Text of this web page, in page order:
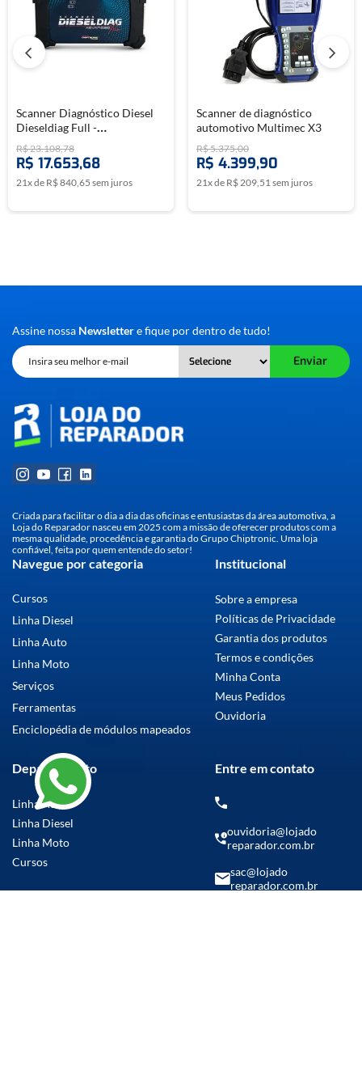
Scanner Diagnóstico Diesel
Dieseldiag Full -
CHIPTRONIC
R$23.108,78
R$ 17.653,68
21x de R$840,65 sem juros
Scanner de diagnóstico
automotivo Multimec X3
R$5.375,00
R$ 4.399,90
21x de R$209,51sem juros
Assine nossa Newslettere fique por dentro de tudo!
Enviar
Criada para facilitar o dia a dia das oficinas e entusiastas da área automotiva, a
Loja do Reparador nasceu em 2025 com a missão de oferecer produtos com a
mesma qualidade, procedência e garantia do Grupo Chiptronic. Uma loja
confiável, feita por quem entende do setor!
Navegue por categoria
Cursos
Linha Diesel
Linha Auto
Linha Moto
Serviços
Ferramentas
Enciclopédia de módulos mapeados
Institucional
Sobre a empresa
Políticas de Privacidade
Garantia dos produtos
Termos e condições
Minha Conta
Meus Pedidos
Ouvidoria
Departamento
Linha Auto
Linha Diesel
Linha Moto
Cursos
Entre em contato
ouvidoria@lojado
reparador.com.br
sac@lojado
reparador.com.br